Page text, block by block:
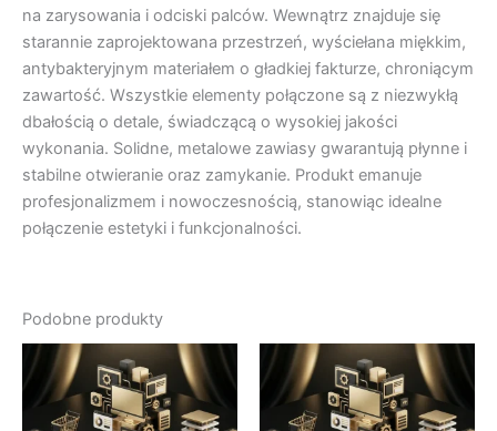
na zarysowania i odciski palców. Wewnątrz znajduje się
starannie zaprojektowana przestrzeń, wyściełana miękkim,
antybakteryjnym materiałem o gładkiej fakturze, chroniącym
zawartość. Wszystkie elementy połączone są z niezwykłą
dbałością o detale, świadczącą o wysokiej jakości
wykonania. Solidne, metalowe zawiasy gwarantują płynne i
stabilne otwieranie oraz zamykanie. Produkt emanuje
profesjonalizmem i nowoczesnością, stanowiąc idealne
połączenie estetyki i funkcjonalności.
Podobne produkty